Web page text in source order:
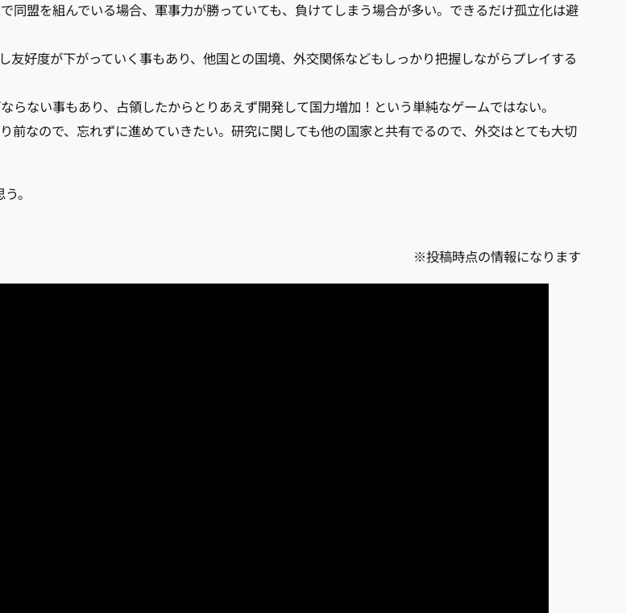
盟を組んでいる場合、軍事力が勝っていても、負けてしまう場合が多い。できるだけ孤立化は避
好度が下がっていく事もあり、他国との国境、外交関係などもしっかり把握しながらプレイする
ない事もあり、占領したからとりあえず開発して国力増加！という単純なゲームではない。
なので、忘れずに進めていきたい。研究に関しても他の国家と共有でるので、外交はとても大切
。
※投稿時点の情報になります